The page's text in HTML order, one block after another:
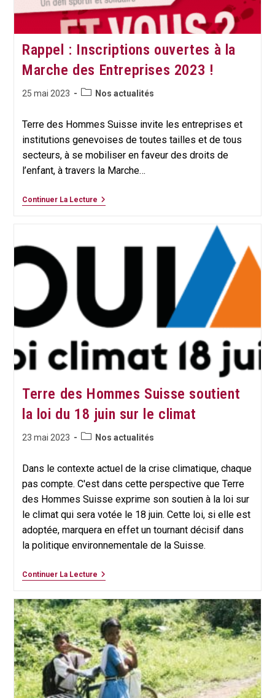
Dans
Le
Cadre
De
Journée
De
Le
Prochain
!
Rappel : Inscriptions ouvertes à la
Marche des Entreprises 2023 !
Publication
25 mai 2023
PostNos actualités
Terre des Hommes Suisse invite les entreprises et
institutions genevoises de toutes tailles et de tous
secteurs, à se mobiliser en faveur des droits de
l’enfant, à travers la Marche…
Continuer La LectureRappel
!
Terre des Hommes Suisse soutient
la loi du 18 juin sur le climat
Publication
23 mai 2023
PostNos actualités
Dans le contexte actuel de la crise climatique, chaque
pas compte. C'est dans cette perspective que Terre
des Hommes Suisse exprime son soutien à la loi sur
le climat qui sera votée le 18 juin. Cette loi, si elle est
adoptée, marquera en effet un tournant décisif dans
la politique environnementale de la Suisse.
Continuer La LectureTerre
Suisse
Soutient
La
Loi
Du
18
Juin
Sur
Le
Climat